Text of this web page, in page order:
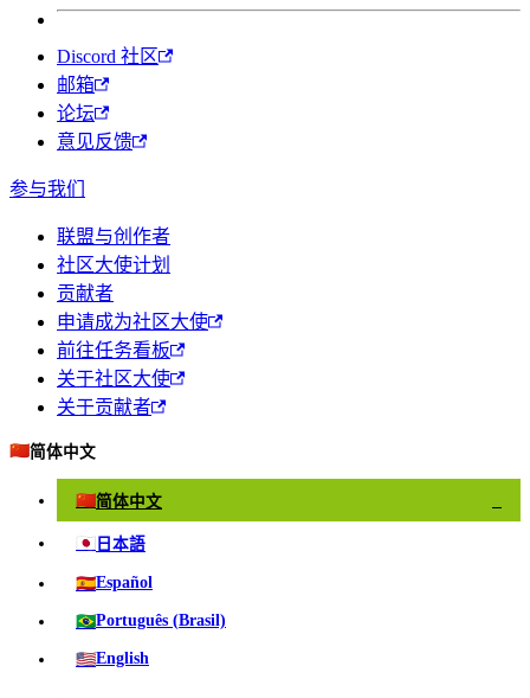
Discord 社区
邮箱
论坛
意见反馈
参与我们
联盟与创作者
社区大使计划
贡献者
申请成为社区大使
前往任务看板
关于社区大使
关于贡献者
🇨🇳简体中文
🇨🇳简体中文
🇯🇵 日本語
🇪🇸Español
🇧🇷Português (Brasil)
🇺🇸English